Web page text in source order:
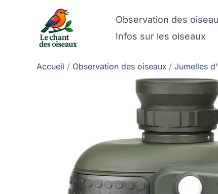
Observation des
Infos sur les oiseaux
Accueil Observation des oiseaux Jumelles